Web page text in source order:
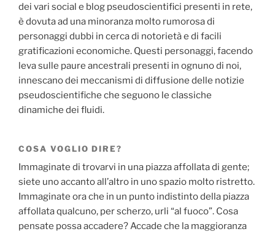
dei vari social e blog pseudoscientifici presenti in rete,
è dovuta ad una minoranza molto rumorosa di
personaggi dubbi in cerca di notorietà e di facili
gratificazioni economiche. Questi personaggi, facendo
leva sulle paure ancestrali presenti in ognuno di noi,
innescano dei meccanismi di diffusione delle notizie
pseudoscientifiche che seguono le classiche
dinamiche dei fluidi.
COSA VOGLIO DIRE?
Immaginate di trovarvi in una piazza affollata di gente;
siete uno accanto all’altro in uno spazio molto ristretto.
Immaginate ora che in un punto indistinto della piazza
affollata qualcuno, per scherzo, urli “al fuoco”. Cosa
pensate possa accadere? Accade che la maggioranza